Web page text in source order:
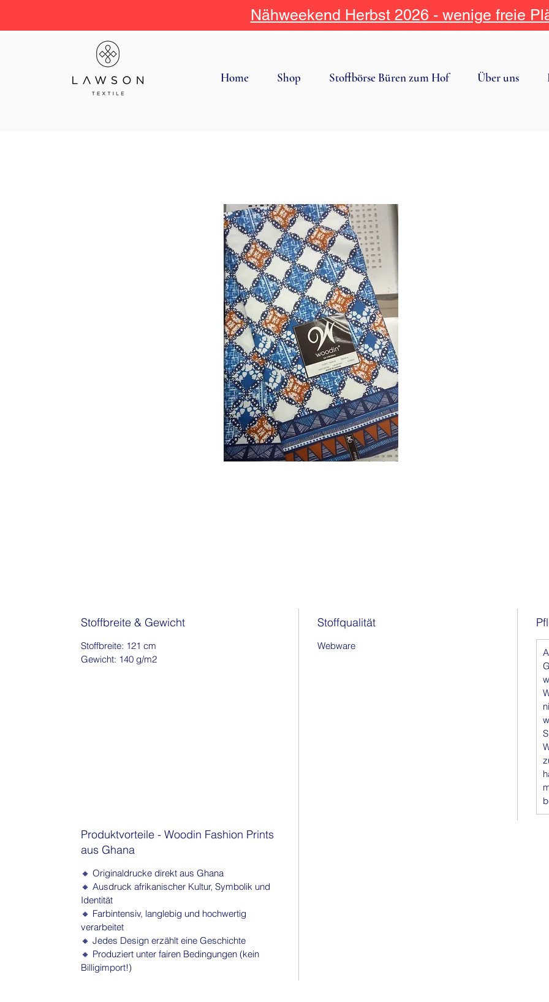
Nähweekend Herbst 2026 - wenige freie
Home Shop Stoffbörse Büren zum Hof Über uns
Stoffbreite & Gewicht
Stoffbreite: 121 cm
Gewicht: 140 g/m2
Stoffqualität
Webware
Produktvorteile - Woodin Fashion Prints
aus Ghana
🔸 Originaldrucke direkt aus Ghana
🔸 Ausdruck afrikanischer Kultur, Symbolik und
Identität
🔸 Farbintensiv, langlebig und hochwertig
verarbeitet
🔸 Jedes Design erzählt eine Geschichte
🔸 Produziert unter fairen Bedingungen (kein
Billigimport!)